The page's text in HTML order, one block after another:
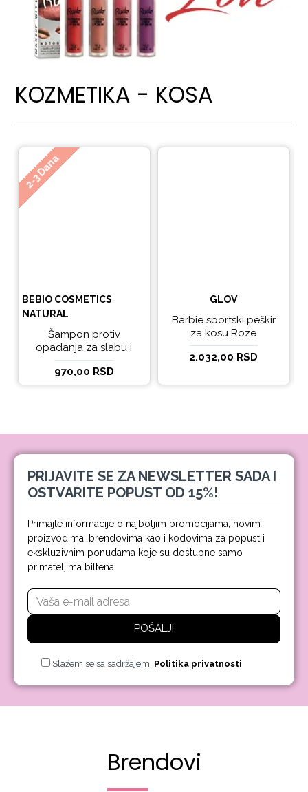
KOZMETIKA - KOSA
2-3 Dana
BEBIO COSMETICS
NATURAL
Šampon protiv
opadanja za slabu i
tanku kosu beBio
natural 300ml
970,00 RSD
GLOV
Barbie sportski peškir
za kosu Roze
2.032,00 RSD
PRIJAVITE SE ZA NEWSLETTER SADA I
OSTVARITE POPUST OD 15%!
Primajte informacije o najboljim promocijama, novim
proizvodima, brendovima kao i kodovima za popust i
ekskluzivnim ponudama koje su dostupne samo
primateljima biltena.
POŠALJI
Slažem se sa sadržajem Politika privatnosti
Brendovi